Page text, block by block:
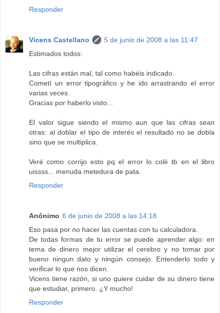
Responder
Vicens Castellano
5 de junio de 2008 a las 11:47
Estimados todos:
Las cifras están mal, tal como habéis indicado.
Cometí un error tipográfico y he ido arrastrando el error
varias veces.
Gracias por haberlo visto...
El valor sigue siendo el mismo aun que las cifras sean
otras: al doblar el tipo de interés el resultado no se dobla
sino que se multiplica.
Veré como corrijo esto pq el error lo colé tb en el libro
uissss... menuda metedura de pata.
Responder
Anónimo 6 de junio de 2008 a las 14:18
Eso pasa por no hacer las cuentas con tu calculadora.
De todas formas de tu error se puede aprender algo: en
tema de dinero mejor utilizar el cerebro y no tomar por
bueno ningun dato y ningún consejo. Entenderlo todo y
verificar lo que nos dicen.
Vicens tiene razón, si uno quiere cuidar de su dinero tiene
que estudiar, primero. ¿Y mucho!
Responder